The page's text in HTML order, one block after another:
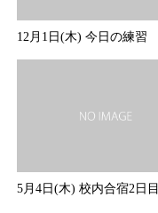
12月1日(木) 今日の練習
5月4日(木) 校内合宿2日目